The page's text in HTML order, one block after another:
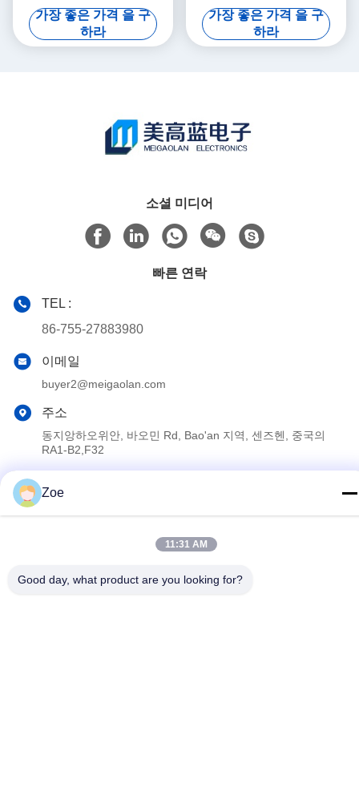
CMW100에서 설정했습니다
가장 좋은 가격 을 구
하라
가장 좋은 가격 을 구
하라
소셜 미디어
빠른 연락
TEL :
86-755-27883980
이메일
buyer2@meigaolan.com
주소
동지앙하오위안, 바오민 Rd, Bao'an 지역, 센즈헨, 중국의
RA1-B2,F32
Shenzhen Meigaolan Electronic Instrument Co. Ltd 모든 권리는
Zoe
11:31 AM
Good day, what product are you looking for?